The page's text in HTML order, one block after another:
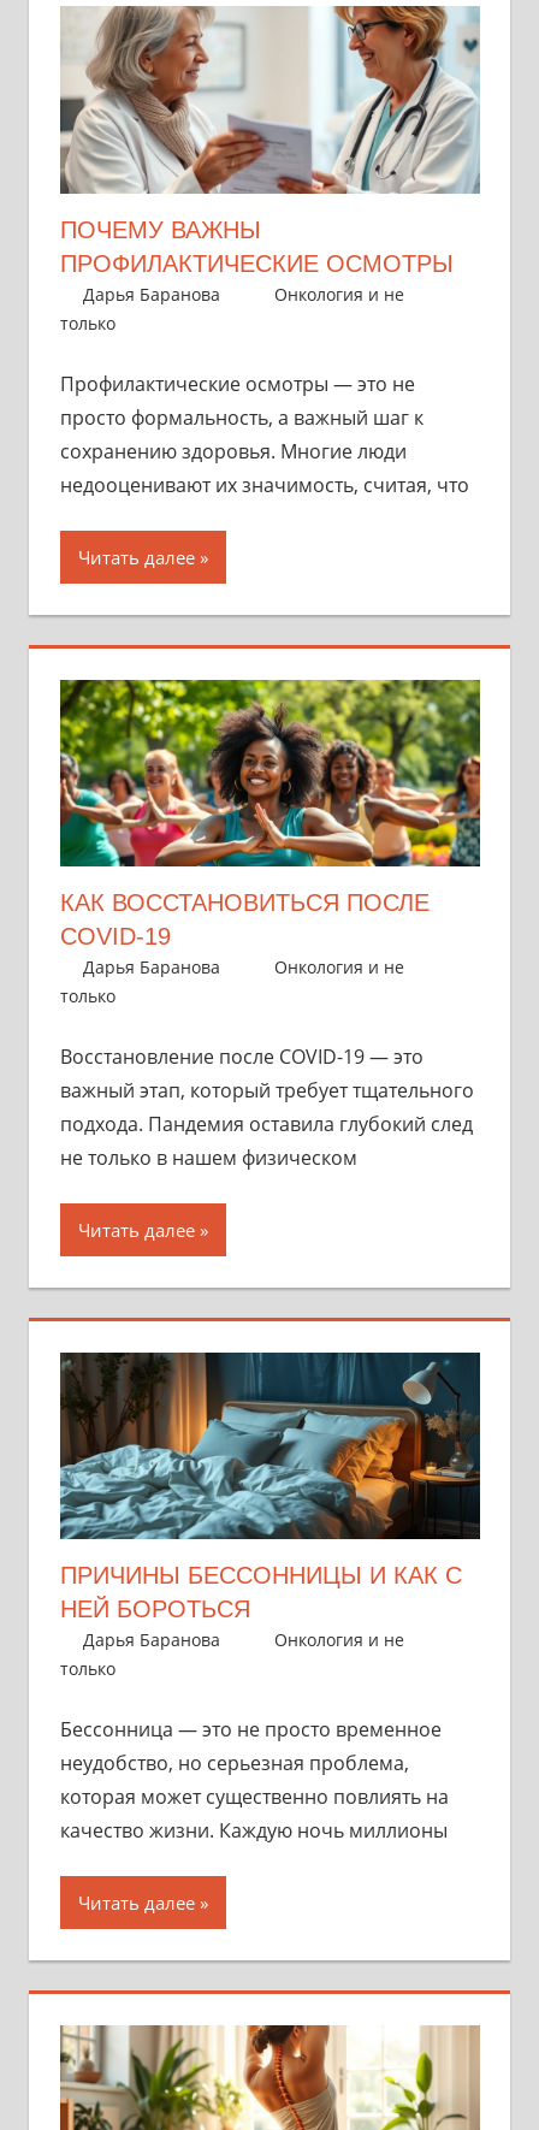
ПОЧЕМУ ВАЖНЫ
ПРОФИЛАКТИЧЕСКИЕ ОСМОТРЫ
2 ноября 2025
Дарья Баранова
Онкология и не
только
Профилактические осмотры — это не
просто формальность, а важный шаг к
сохранению здоровья. Многие люди
недооценивают их значимость, считая, что
Читать далее
КАК ВОССТАНОВИТЬСЯ ПОСЛЕ
COVID-19
1 ноября 2025
Дарья Баранова
Онкология и не
только
Восстановление после COVID-19 — это
важный этап, который требует тщательного
подхода. Пандемия оставила глубокий след
не только в нашем физическом
Читать далее
ПРИЧИНЫ БЕССОННИЦЫ И КАК С
НЕЙ БОРОТЬСЯ
1 ноября 2025
Дарья Баранова
Онкология и не
только
Бессонница — это не просто временное
неудобство, но серьезная проблема,
которая может существенно повлиять на
качество жизни. Каждую ночь миллионы
Читать далее